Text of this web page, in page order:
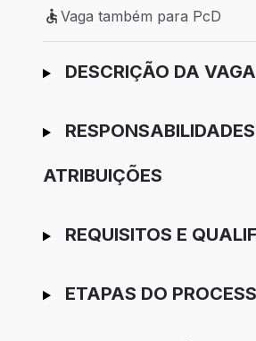
Vaga também para PcD
Vaga também para PcD
Ir para candidatura
DESCRIÇÃO DA VAGA
ATRIBUIÇÕES
REQUISITOS E
ETAPAS DO